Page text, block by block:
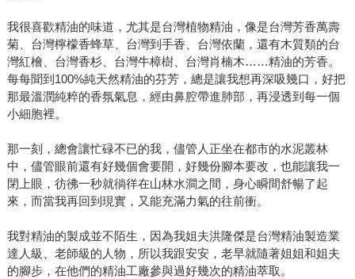
我很喜歡精油的味道，尤其是台灣植物精油，像是台灣芳香萬壽
菊、台灣檸檬香蜂草、台灣到手香、台灣依蘭，還有木質類的台
灣紅檜、台灣香杉、台灣牛樟樹、台灣肖楠木……精油的芳香。
每每聞到100%純天然精油的芬芳，總是讓我想再深吸幾口，好把
那最溫潤純粹的香氛氣息，經由鼻腔帶進肺部，再浸透到每一個
小細胞裡。
那一刻，總會讓忙碌不已的我，儘管人正坐在都市的水泥叢林
中，儘管眼前還有好幾個會要開，好幾份腳本要改，也能讓我一
閉上眼，彷彿一秒就徜徉在山林水澗之間，身心瞬間舒暢了起
來，而當我再回到現實，又能充滿力氣的往前衝。
我對精油的製成並不陌生，因為我姐夫洪隆傑是台灣精油製造業
達人級、老師級的人物，所以我跟安安，老早就隨著姐姐和姐夫
的腳步，在他們的精油工廠參與過好幾次的精油萃取。